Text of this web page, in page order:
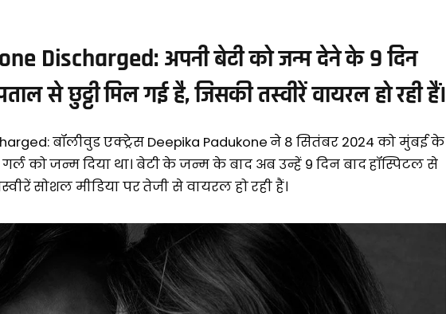
Discharged: अपनी बेटी को जन्म देने के 9 दिन
से छुट्टी मिल गई है, जिसकी तस्वीरें वायरल हो रही हैं।
बॉलीवुड एक्ट्रेस Deepika Padukone ने 8 सितंबर 2024 को मुंबई के
को जन्म दिया था। बेटी के जन्म के बाद अब उन्हें 9 दिन बाद हॉस्पिटल से
सोशल मीडिया पर तेजी से वायरल हो रही हैं।